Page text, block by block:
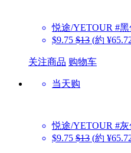
悦途/YETOUR #
$9.75 $13 (約
关注商品 购物车
当天购
悦途/YETOUR #
$9.75 $13 (約